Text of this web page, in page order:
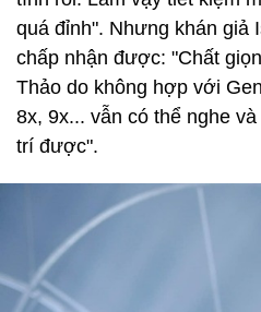
quá đỉnh". Nhưng khán giả
chấp nhận được: "Chất
Thảo do không hợp với
8x, 9x... vẫn có thể nghe
trí được".